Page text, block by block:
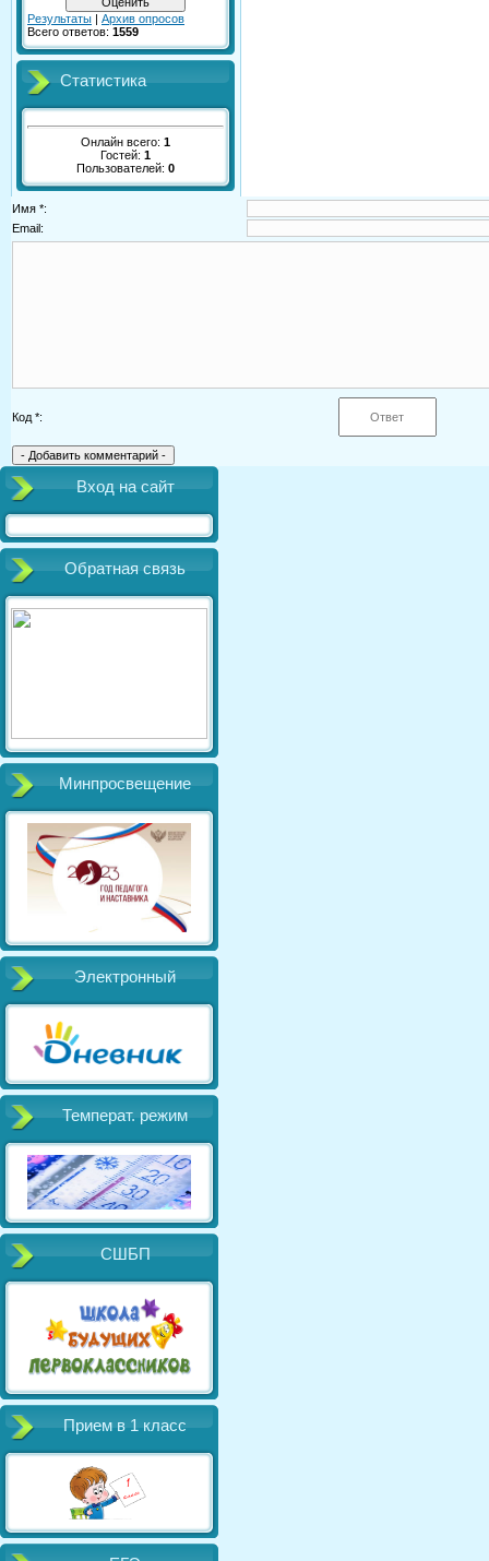
Результаты | Архив опросов
Всего ответов: 1559
Статистика
Онлайн всего: 1
Гостей: 1
Пользователей: 0
Имя *:
Email:
Код *:
Вход на сайт
Обратная связь
Минпросвещение
Электронный
Температ. режим
СШБП
Прием в 1 класс